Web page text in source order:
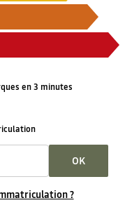
en 3 minutes
OK
?